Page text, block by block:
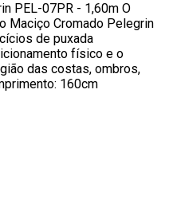
PEL-07PR - 1,60m O
Maciço Cromado Pelegrin
de puxada
físico e o
das costas, ombros,
160cm